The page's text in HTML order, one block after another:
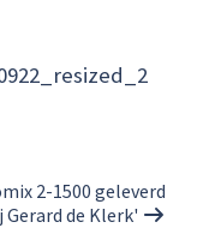
2-1500 geleverd
Gerard de Klerk'